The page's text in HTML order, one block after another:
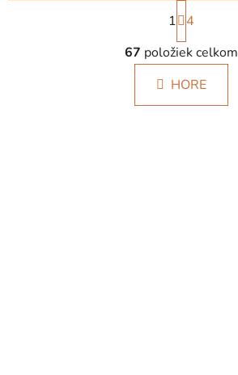
O
v
l
á
d
S
t
r
á
n
k
1
4
67 položiek celkom
HORE